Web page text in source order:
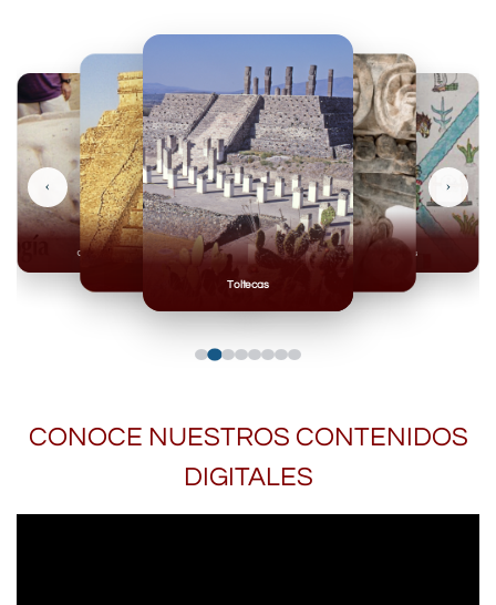
Toltecas
Mexicas
Olmecas
‹ ›
CONOCE NUESTROS CONTENIDOS
DIGITALES